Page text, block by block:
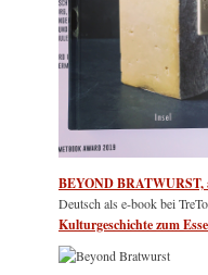
BEYOND BRATWURST,
Deutsch als e-book bei
Kulturgeschichte zum